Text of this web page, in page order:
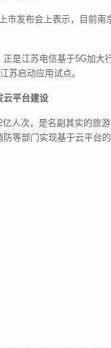
市发布会上表示，目前
是江苏电信基于5G加
苏启动应用试点。
云平台建设
人次，是名副其实的旅
等部门实现基于云平台